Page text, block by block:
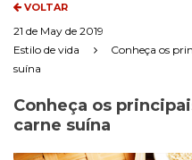
VOLTAR
21 de May de 2019
Estilo de vida
Conheça os
suína
Conheça os
carne suína